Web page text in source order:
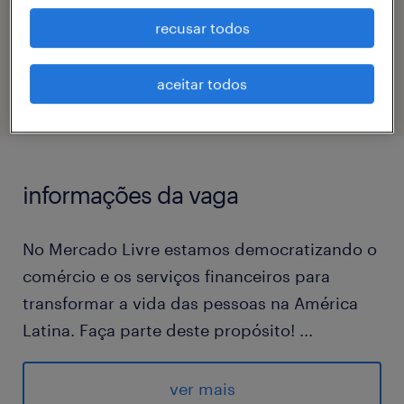
eTalent_JP-180302
informações da vaga
No Mercado Livre estamos democratizando o
comércio e os serviços financeiros para
transformar a vida das pessoas na América
Latina. Faça parte deste propósito! ...
No Mercado Envios administramos o estoque
de nossos vendedores e entregamos os
ver mais
recusar todos
aceitar todos